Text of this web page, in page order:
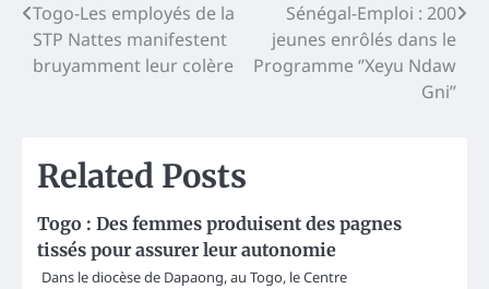
Post
navigation
Togo-Les employés de la
STP Nattes manifestent
bruyamment leur colère
Sénégal-Emploi : 200
jeunes enrôlés dans le
Programme ‘’Xeyu Ndaw
Gni’’
Related Posts
Togo : Des femmes produisent des pagnes
tissés pour assurer leur autonomie
Dans le diocèse de Dapaong, au Togo, le Centre